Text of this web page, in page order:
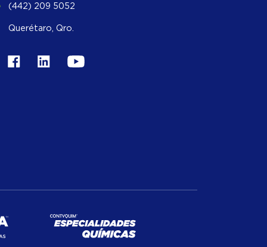
(442) 209 5052
Querétaro, Qro.